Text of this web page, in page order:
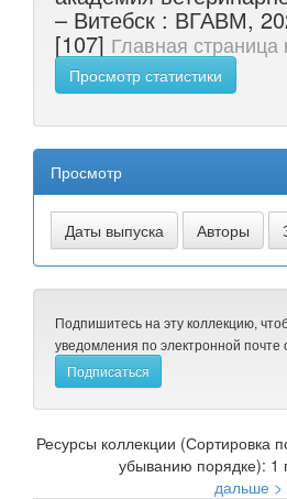
– Витебск : ВГАВМ,
[107] Главная страница
Просмотр статистики
Просмотр
Подпишитесь на эту коллекцию,
уведомления по электронной
Ресурсы коллекции (Сортировка
убыванию порядке): 1
дальше >